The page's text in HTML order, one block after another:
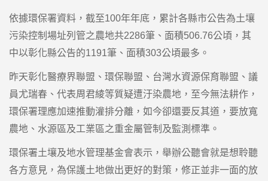
依據環保署資料，截至100年年底，累計各縣市公告為土壤
污染控制場址列管之農地共2286筆、面積506.76公頃，其
中以彰化縣公告的1191筆、面積303公頃最多。
昨天彰化醫療界聯盟、環保聯盟、台灣水資源保育聯盟、議
員尤瑞春、代表周君綾等質疑遭汙染農地，至今無法耕作，
環保署理應加速推動灌排分離，如今卻還要反其道，要放寬
農地、水源區及工業區之重金屬管制及監測標準。
環保署土壤及地水管理基金會表示，舉辦公聽會就是想聆聽
各方意見，為保護土地做出更好的對策，修正並非一面的放